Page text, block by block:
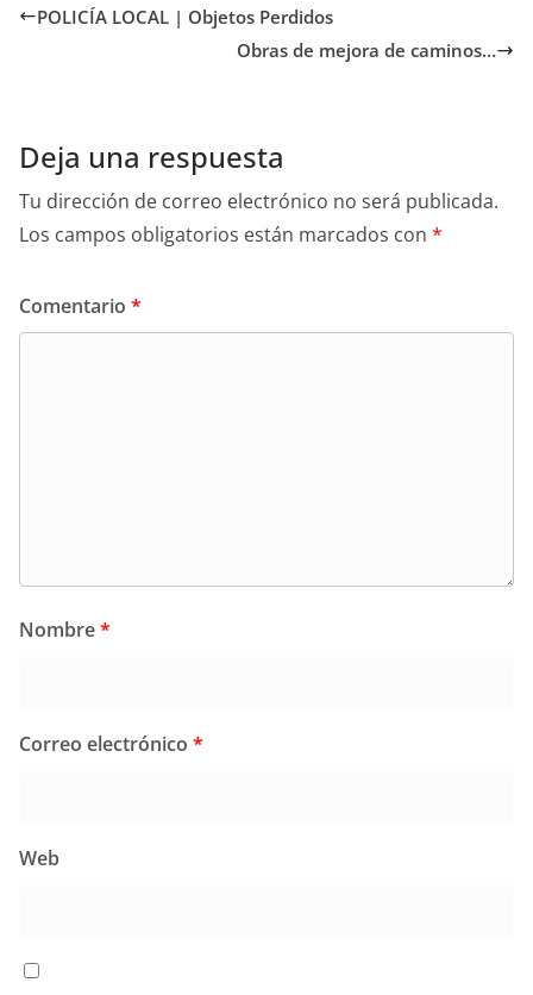
POLICÍA LOCAL | Objetos Perdidos
Obras de mejora de caminos…
Deja una respuesta
Tu dirección de correo electrónico no será publicada.
Los campos obligatorios están marcados con *
Comentario *
Nombre*
Correo electrónico *
Web